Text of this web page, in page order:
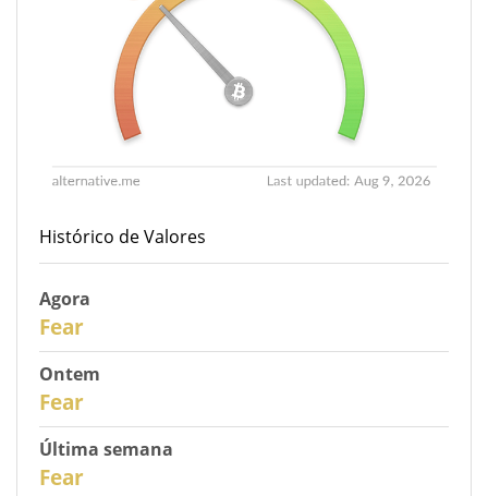
Histórico de Valores
Agora
Fear
Ontem
Fear
Última semana
Fear